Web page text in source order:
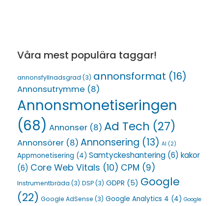
Våra mest populära taggar!
annonsfyllnadsgrad (3) annonsformat (16)
Annonsutrymme (8)
Annonsmonetiseringen
(68) Annonser (8) Ad Tech (27)
Annonsörer (8) Annonsering (13) AI (2)
Appmonetisering (4) Samtyckeshantering (6) kakor
(6) Core Web Vitals (10) CPM (9)
Instrumentbräda (3) DSP(3) GDPR (5) Google
(22) Google AdSense (3) Google Analytics 4 (4) Google